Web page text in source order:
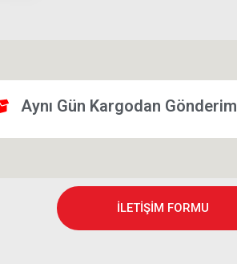
Aynı Gün Kargodan Gönderim
İLETİŞİM FORMU